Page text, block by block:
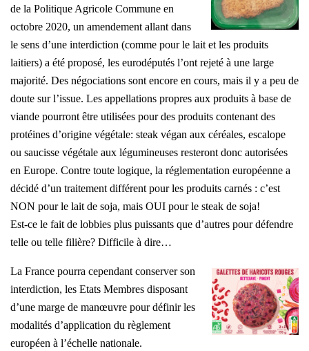
de la Politique Agricole Commune en
octobre 2020, un amendement allant dans
le sens d’une interdiction (comme pour le lait et les produits
laitiers) a été proposé, les eurodéputés l’ont rejeté à une large
majorité. Des négociations sont encore en cours, mais il y a peu de
doute sur l’issue. Les appellations propres aux produits à base de
viande pourront être utilisées pour des produits contenant des
protéines d’origine végétale: steak végan aux céréales, escalope
ou saucisse végétale aux légumineuses resteront donc autorisées
en Europe. Contre toute logique, la réglementation européenne a
décidé d’un traitement différent pour les produits carnés : c’est
NON pour le lait de soja, mais OUI pour le steak de soja!
Est-ce le fait de lobbies plus puissants que d’autres pour défendre
telle ou telle filière? Difficile à dire…
La France pourra cependant conserver son
interdiction, les Etats Membres disposant
d’une marge de manœuvre pour définir les
modalités d’application du règlement
européen à l’échelle nationale.